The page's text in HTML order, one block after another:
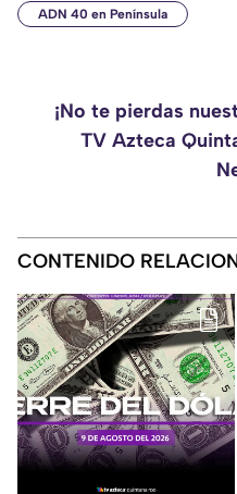
ADN 40 en Península
¡No te pierdas
TV Azteca
CONTENIDO